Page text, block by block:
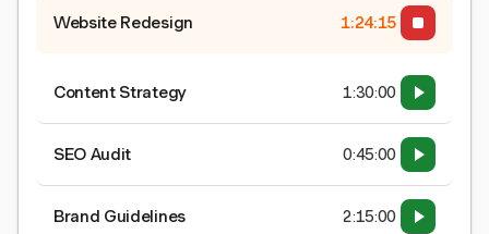
Website Redesign 1:24:15
Content Strategy 1:30:00
SEO Audit 0:45:00
Brand Guidelines 2:15:00